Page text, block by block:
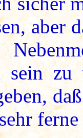
aber
sein zu